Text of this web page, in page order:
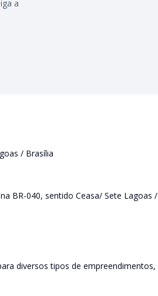
a
/ Brasília
BR-040, sentido Ceasa/ Sete Lagoas /
diversos tipos de empreendimentos,